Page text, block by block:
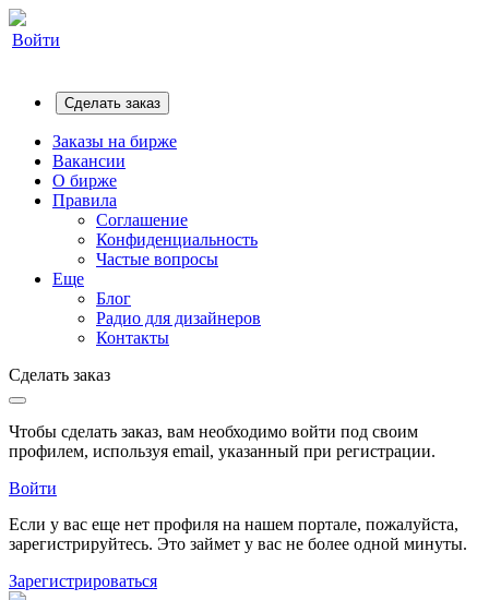
Войти
Сделать заказ
Заказы на бирже
Вакансии
О бирже
Правила
Соглашение
Конфиденциальность
Частые вопросы
Еще
Блог
Радио для дизайнеров
Контакты
Сделать заказ
Чтобы сделать заказ, вам необходимо войти под своим
профилем, используя email, указанный при регистрации.
Войти
Если у вас еще нет профиля на нашем портале, пожалуйста,
зарегистрируйтесь. Это займет у вас не более одной минуты.
Зарегистрироваться